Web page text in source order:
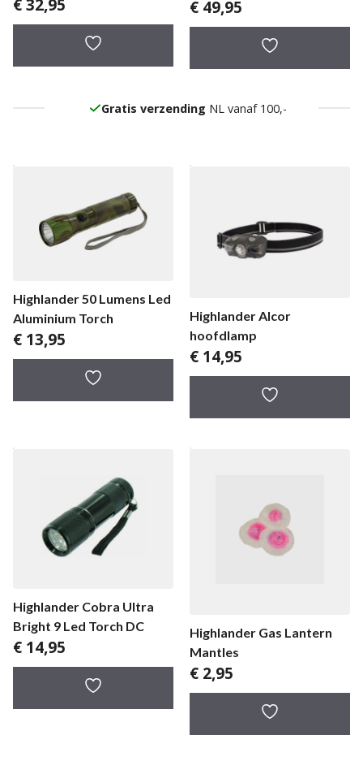
€32,95 € 49,95
Gratis verzending NL vanaf 100,-
Highlander 50 Lumens Led
Aluminium Torch
€ 13,95
Highlander Alcor
hoofdlamp
€ 14,95
Highlander Cobra Ultra
Bright 9 Led Torch DC
€ 14,95
Highlander Gas Lantern
Mantles
€ 2,95